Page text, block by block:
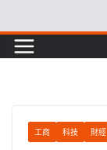
to
content
工商 科技 財經